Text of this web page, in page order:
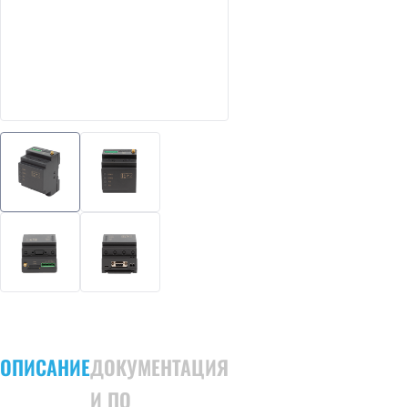
ОПИСАНИЕДОКУМЕНТАЦИЯ
И ПО